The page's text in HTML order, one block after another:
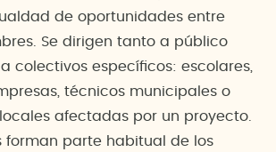
de oportunidades entre
Se dirigen tanto a público
colectivos específicos: escolares,
técnicos municipales o
afectadas por un proyecto.
forman parte habitual de los